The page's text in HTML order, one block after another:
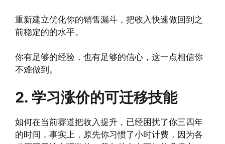
重新建立优化你的销售漏斗，把收入快速做回到之
前稳定的的水平。
你有足够的经验，也有足够的信心，这一点相信你
不难做到。
2. 学习涨价的可迁移技能
如何在当前赛道把收入提升，已经困扰了你三四年
的时间，事实上，原先你习惯了小时计费，因为各